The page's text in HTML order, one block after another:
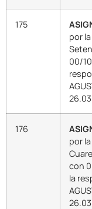
175
por
00/
176
por
con
la